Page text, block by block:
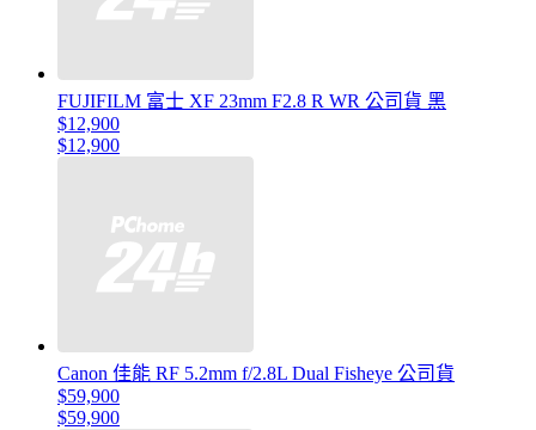
FUJIFILM 富士 XF 23mm F2.8 R WR 公司貨 黑
$12,900
$12,900
Canon 佳能 RF 5.2mm f/2.8L Dual Fisheye 公司貨
$59,900
$59,900